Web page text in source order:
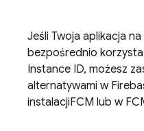
Jeśli Twoja aplikacja
bezpośrednio
Instance ID, możesz
alternatywami w
instalacjiFCM lub w